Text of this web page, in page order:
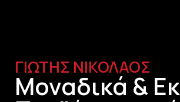
ΓΙΩΤΗΣ ΝΙΚΟΛΑΟΣ
Μοναδικά &